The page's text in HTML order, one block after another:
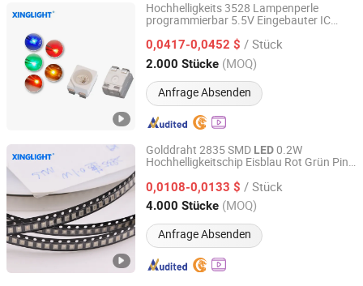
Hochhelligkeits 3528 Lampenperle
programmierbar 5.5V Eingebauter IC
0,0417-0,0452 $ / Stück
2.000 Stücke (MOQ)
Anfrage Absenden
Shenzhen Chengxing Electronic Technology Co.,Ltd
Guangdong, China Seit 2025
Golddraht 2835 SMD LED0.2W
Hochhelligkeitschip Eisblau Rot Grün Pink
0,0108-0,0133 $ / Stück
4.000 Stücke (MOQ)
Anfrage Absenden
Shenzhen Chengxing Electronic Technology Co.,Ltd
Guangdong, China Seit 2025